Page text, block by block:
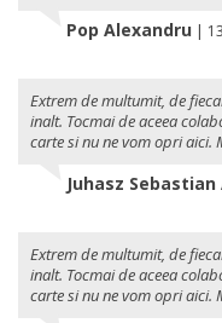
Pop Alexandru |
Extrem de multumit, de
inalt. Tocmai de aceea
carte si nu ne vom opri aici.
Juhasz
Extrem de multumit, de
inalt. Tocmai de aceea
carte si nu ne vom opri aici.